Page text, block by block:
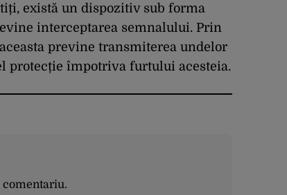
există un dispozitiv sub forma
interceptarea semnalului. Prin
previne transmiterea undelor
protecție împotriva furtului acesteia.